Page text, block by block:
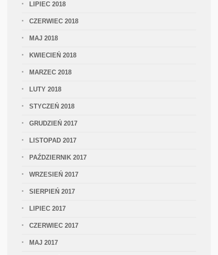
LIPIEC 2018
CZERWIEC 2018
MAJ 2018
KWIECIEŃ 2018
MARZEC 2018
LUTY 2018
STYCZEŃ 2018
GRUDZIEŃ 2017
LISTOPAD 2017
PAŹDZIERNIK 2017
WRZESIEŃ 2017
SIERPIEŃ 2017
LIPIEC 2017
CZERWIEC 2017
MAJ 2017